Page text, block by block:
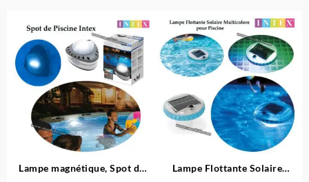
Lampe magnétique, Spot de
Lampe Flottante Solaire